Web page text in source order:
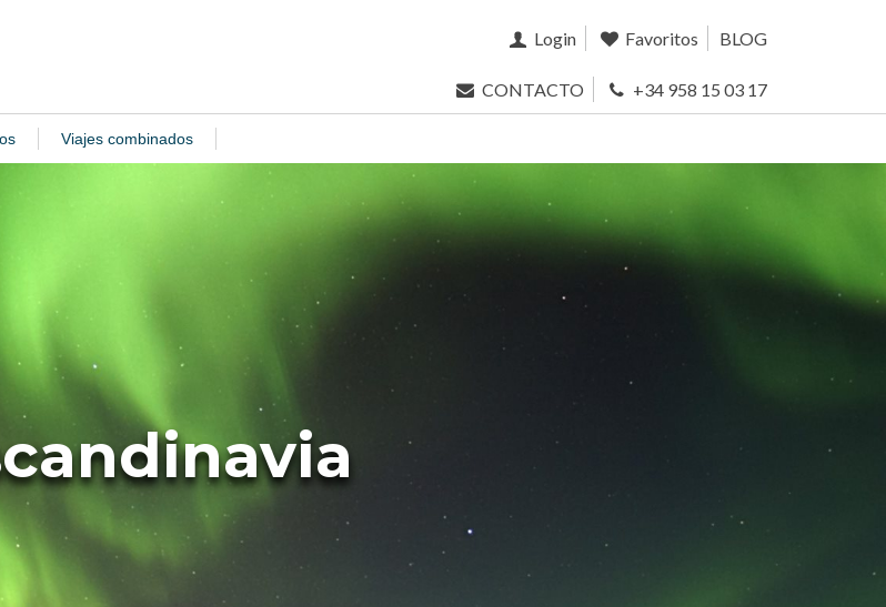
Login Favoritos BLOG
CONTACTO +34 958 15 03 17
Viajes combinados